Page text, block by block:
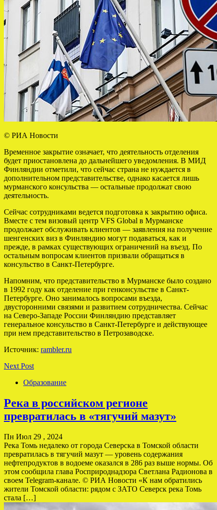
© РИА Новости
Временное закрытие означает, что деятельность отделения
будет приостановлена до дальнейшего уведомления. В МИД
Финляндии отметили, что сейчас страна не нуждается в
дополнительном представительстве, однако касается лишь
мурманского консульства — остальные продолжат свою
деятельность.
Сейчас сотрудниками ведется подготовка к закрытию офиса.
Вместе с тем визовый центр VFS Global в Мурманске
продолжает обслуживать клиентов — заявления на получение
шенгенских виз в Финляндию могут подаваться, как и
прежде, в рамках существующих ограничений на въезд. По
остальным вопросам клиентов призвали обращаться в
консульство в Санкт-Петербурге.
Напомним, что представительство в Мурманске было создано
в 1992 году как отделение при генконсульстве в Санкт-
Петербурге. Оно занималось вопросами въезда,
двусторонними связями и развитием сотрудничества. Сейчас
на Северо-Западе России Финляндию представляет
генеральное консульство в Санкт-Петербурге и действующее
при нем представительство в Петрозаводске.
Источник: rambler.ru
Next Post
Образование
Река в российском регионе
превратилась в «тягучий мазут»
Пн Июл 29 , 2024
Река Томь недалеко от города Северска в Томской области
превратилась в тягучий мазут — уровень содержания
нефтепродуктов в водоеме оказался в 286 раз выше нормы. Об
этом сообщила глава Росприроднадзора Светлана Радионова в
своем Telegram-канале. © РИА Новости «К нам обратились
жители Томской области: рядом с ЗАТО Северск река Томь
стала […]